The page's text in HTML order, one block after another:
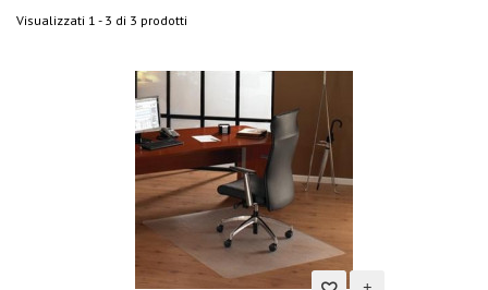
Visualizzati 1 - 3 di 3 prodotti